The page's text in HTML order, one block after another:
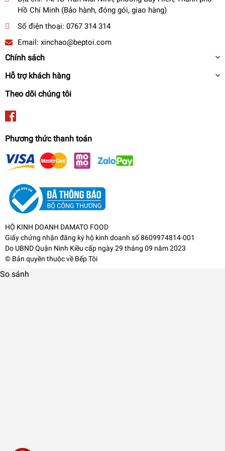
được phủ sơn chống bám bẩn giúp dễ dàng vệ sinh, lau rửa.
Lòng chảo phủ chống dính màu khói vàng trơn nhẵn đem
đến diện mạo trẻ trung, hiện đại. Đáy tiện 3 vòng chống trượt
khi dùng trên bếp ga.
Hồ Chí Minh (Bảo hành, đóng gói, giao hàng)
Số điện thoại: 0767 314 314
Email: xinchao@beptoi.com
Chính sách
Hỗ trợ khách hàng
Theo dõi chúng tôi
Phương thức thanh toán
HỘ KINH DOANH DAMATO FOOD
Giấy chứng nhận đăng ký hộ kinh doanh số 8609974814-001
Do UBND Quận Ninh Kiều cấp ngày 29 tháng 09 năm 2023
© Bản quyền thuộc về Bếp Tôi
So sánh